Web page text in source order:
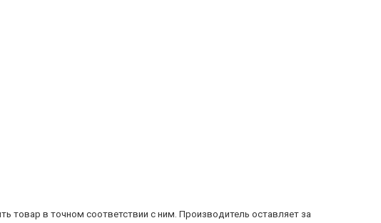
товар в точном соответствии с ним. Производитель оставляет за